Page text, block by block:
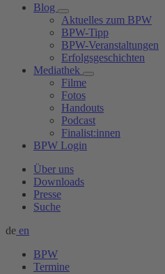
Blog
Aktuelles zum BPW
BPW-Tipp
BPW-Veranstaltungen
Erfolgsgeschichten
Mediathek
Filme
Fotos
Handouts
Podcast
Finalist:innen
BPW Login
Über uns
Downloads
Presse
Suche
de en
BPW
Termine